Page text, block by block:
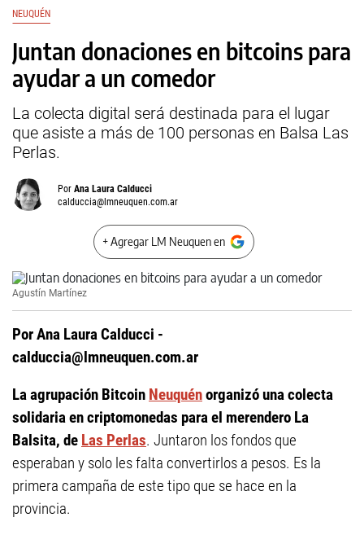
NEUQUÉN
Juntan donaciones en bitcoins para
ayudar a un comedor
La colecta digital será destinada para el lugar
que asiste a más de 100 personas en Balsa Las
Perlas.
Por Ana Laura Calducci
calduccia@lmneuquen.com.ar
+ Agregar LM Neuquen en
Agustín Martínez
Por Ana Laura Calducci -
calduccia@lmneuquen.com.ar
La agrupación Bitcoin Neuquénorganizó una colecta
solidaria en criptomonedas para el merendero La
Balsita, de Las Perlas. Juntaron los fondos que
esperaban y solo les falta convertirlos a pesos. Es la
primera campaña de este tipo que se hace en la
provincia.